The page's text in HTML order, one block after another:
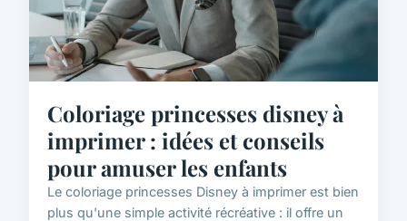
Coloriage princesses disney à
imprimer : idées et conseils
pour amuser les enfants
Le coloriage princesses Disney à imprimer est bien
plus qu'une simple activité récréative : il offre un